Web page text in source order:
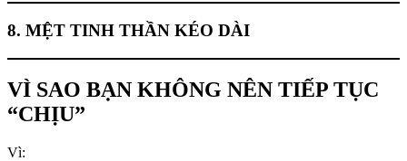
8. MỆT TINH THẦN KÉO DÀI
VÌ SAO BẠN KHÔNG NÊN TIẾP TỤC
“CHỊU”
Vì: